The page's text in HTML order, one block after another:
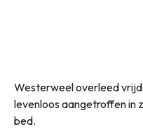
Westerweel overleed
levenloos aangetroffen in
bed.